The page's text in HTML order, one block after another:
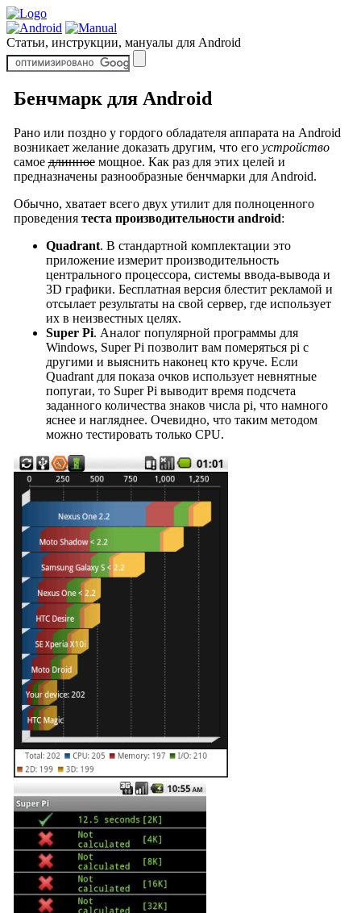
Статьи, инструкции, мануалы для Android
Бенчмарк для Android
Рано или поздно у гордого обладателя аппарата на Android
возникает желание доказать другим, что его устройство
самоедлинноемощное. Как раз для этих целей и
предназначены разнообразные бенчмарки для Android.
Обычно, хватает всего двух утилит для полноценного
проведения теста производительности android:
Quadrant. В стандартной комплектации это
приложение измерит производительность
центрального процессора, системы ввода-вывода и
3D графики. Бесплатная версия блестит рекламой и
отсылает результаты на свой сервер, где использует
их в неизвестных целях.
Super Pi. Аналог популярной программы для
Windows, Super Pi позволит вам померяться pi с
другими и выяснить наконец кто круче. Если
Quadrant для показа очков использует невнятные
попугаи, то Super Pi выводит время подсчета
заданного количества знаков числа pi, что намного
яснее и нагляднее. Очевидно, что таким методом
можно тестировать только CPU.